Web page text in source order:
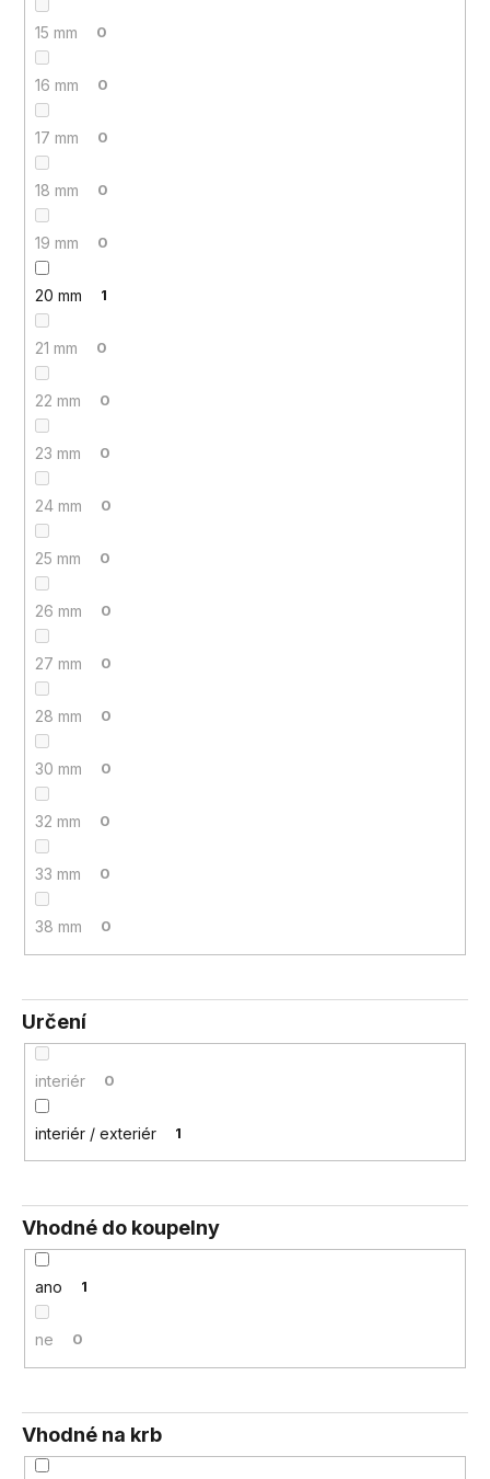
15 mm 0
16 mm 0
17 mm 0
18 mm 0
19 mm 0
20 mm 1
21 mm 0
22 mm 0
23 mm 0
24 mm 0
25 mm 0
26 mm 0
27 mm 0
28 mm 0
30 mm 0
32 mm 0
33 mm 0
38 mm 0
Určení
interiér 0
interiér / exteriér 1
Vhodné do koupelny
ano 1
ne 0
Vhodné na krb